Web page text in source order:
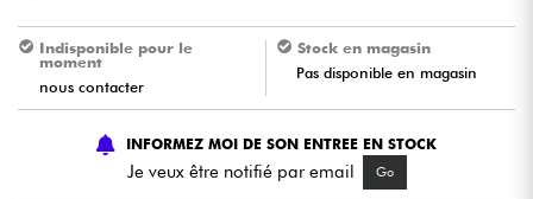
Violons & Quatuor
Eveil Musical
Câbles & Access.
Indisponible pour le
moment
nous contacter
Stock en magasin
Pas disponible en magasin
INFORMEZ MOI DE SON ENTREE EN STOCK
Je veux être notifié par email Go